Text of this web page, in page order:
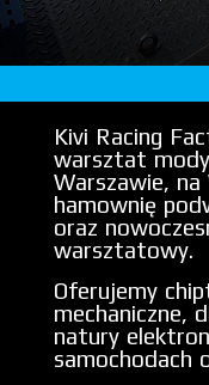
Kivi Racing
warsztat
Warszawie,
hamownię
oraz
warsztatowy.
Oferujemy
mechaniczne,
natury
samochodach